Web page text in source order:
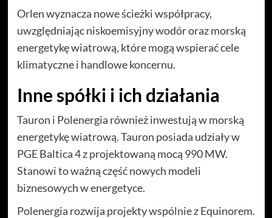
Orlen wyznacza nowe ścieżki współpracy,
uwzględniając niskoemisyjny wodór oraz morską
energetykę wiatrową, które mogą wspierać cele
klimatyczne i handlowe koncernu.
Inne spółki i ich działania
Tauron i Polenergia również inwestują w morską
energetykę wiatrową. Tauron posiada udziały w
PGE Baltica 4 z projektowaną mocą 990 MW.
Stanowi to ważną część nowych modeli
biznesowych w energetyce.
Polenergia rozwija projekty wspólnie z Equinorem.